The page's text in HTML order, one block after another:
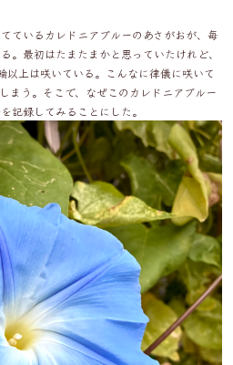
ているカレドニアブルーのあさがおが、毎
。最初はたまたまかと思っていたけれど、
以上は咲いている。こんなに律儀に咲いて
まう。そこで、なぜこのカレドニアブルー
記録してみることにした。